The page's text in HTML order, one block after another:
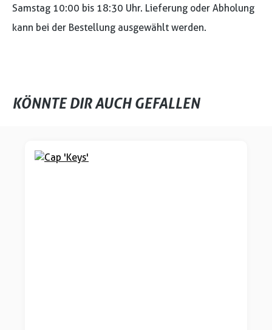
Samstag 10:00 bis 18:30 Uhr. Lieferung oder Abholung
kann bei der Bestellung ausgewählt werden.
KÖNNTE DIR AUCH GEFALLEN